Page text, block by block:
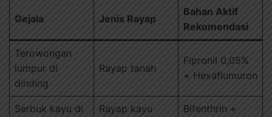
Gejala Jenis Rayap
Bahan Aktif
Rekomendasi
Terowongan
lumpur di
dinding
Rayap tanah
Fipronil 0,05%
+ Hexaflumuron
Serbuk kayu di
Rayap kayu
Bifenthrin +